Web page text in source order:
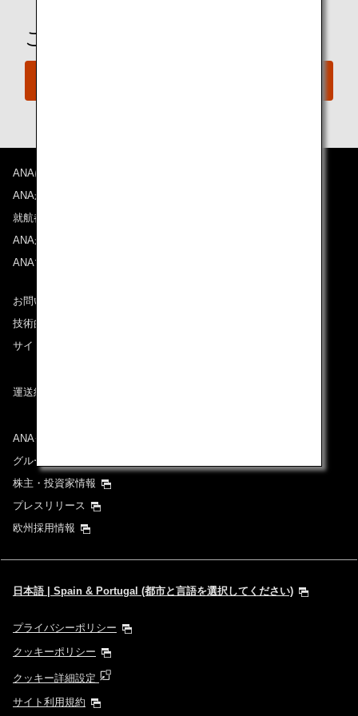
ご予約の準備は整いましたか？
ANAについて
ANAからのお知らせ
就航都市
ANAがお約束する体験
ANAマイレージクラブ
お問い合わせ
技術的なお問い合わせ（推奨環境）
サイトマップ
運送約款
ANAグループについて
グループ企業一覧
株主・投資家情報
プレスリリース
欧州採用情報
日本語 | Spain & Portugal (都市と言語を選択してください)
プライバシーポリシー
クッキーポリシー
クッキー詳細設定
サイト利用規約